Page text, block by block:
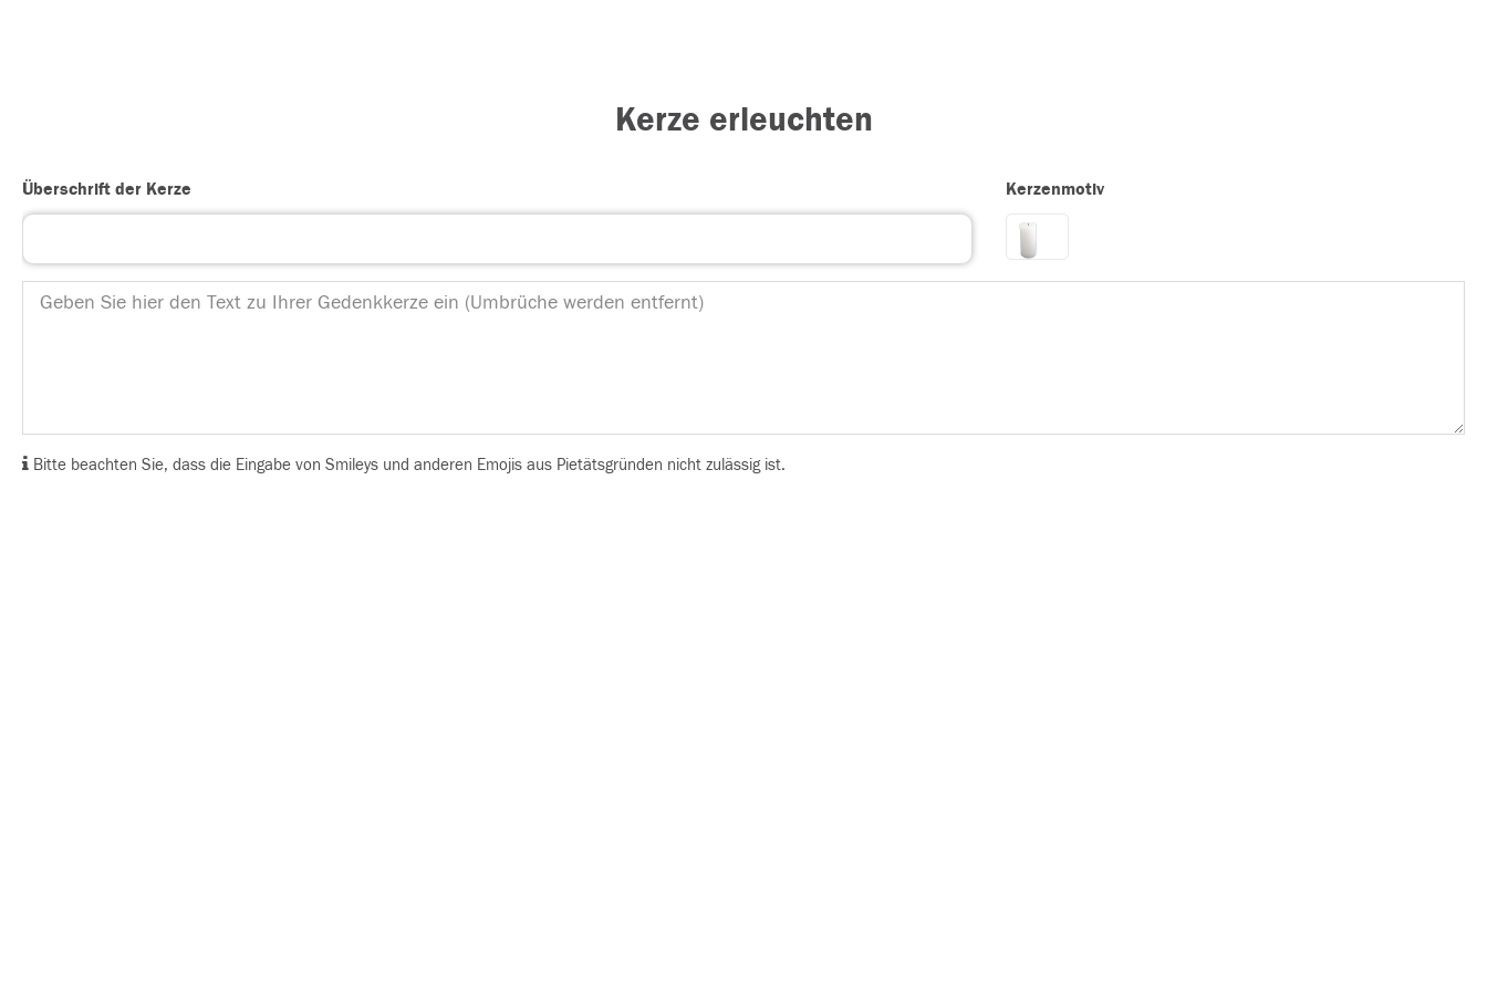
Kerze erleuchten
Überschrift der Kerze Kerzenmotiv
Bitte beachten Sie, dass die Eingabe von Smileys und anderen Emojis aus Pietätsgründen nicht zulässig ist.